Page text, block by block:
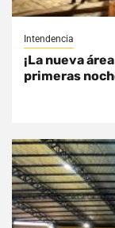
Intendencia
¡La nueva
primeras